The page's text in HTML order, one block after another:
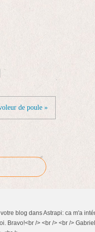
de poule »
blog dans Astrapi: ca m'a
Bravo!<br /> <br /> <br />